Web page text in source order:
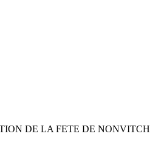
DE LA FETE DE